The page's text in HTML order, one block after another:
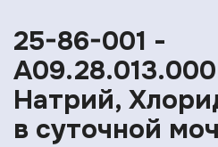
25-86-001 -
Натрий,
в суточной